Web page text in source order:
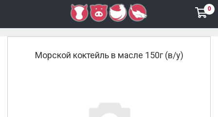
0
Рыба
Морской коктейль в масле 150г (в/у)